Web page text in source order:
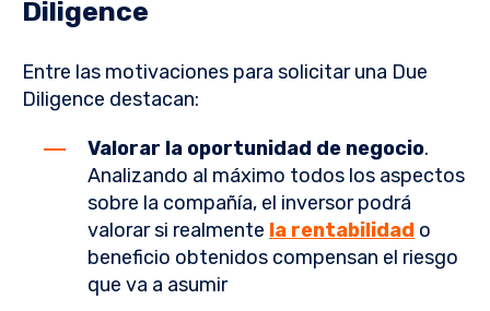
Diligence
Entre las motivaciones para solicitar una Due
Diligence destacan:
Valorar la oportunidad de negocio.
Analizando al máximo todos los aspectos
sobre la compañía, el inversor podrá
valorar si realmente la rentabilidad o
beneficio obtenidos compensan el riesgo
que va a asumir